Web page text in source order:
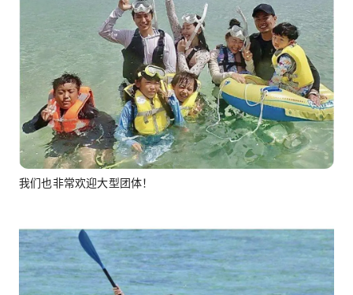
我们也非常欢迎大型团体！